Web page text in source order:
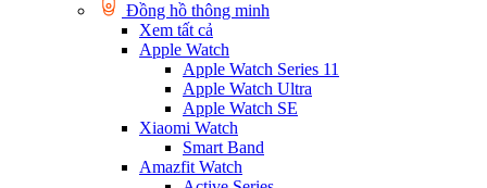
Đồng hồ thông minh
Xem tất cả
Apple Watch
Apple Watch Series 11
Apple Watch Ultra
Apple Watch SE
Xiaomi Watch
Smart Band
Amazfit Watch